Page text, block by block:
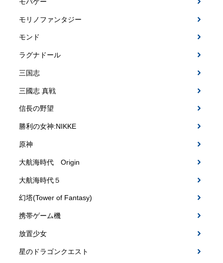
モリノファンタジー
モンド
ラグナドール
三国志
三國志 真戦
信長の野望
勝利の女神:NIKKE
原神
大航海時代 Origin
大航海時代５
幻塔(Tower of Fantasy)
携帯ゲーム機
放置少女
星のドラゴンクエスト